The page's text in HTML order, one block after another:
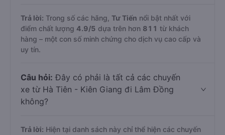
Trả lời: Trong số các hãng, Tư Tiến nổi bật nhất với
điểm chất lượng 4.9/5 dựa trên hơn 811 từ khách
hàng – một con số minh chứng cho dịch vụ cao cấp và
uy tín.
Câu hỏi: Đây có phải là tất cả các chuyến
xe từ Hà Tiên - Kiên Giang đi Lâm Đồng
không?
Trả lời: Hiện tại danh sách này chỉ thể hiện các chuyến